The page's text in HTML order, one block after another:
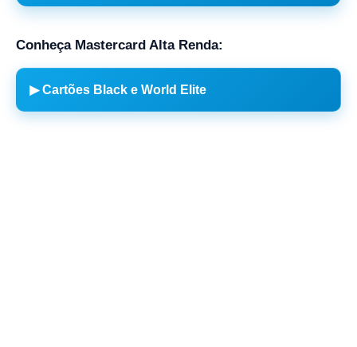
Conheça Mastercard Alta Renda:
▶ Cartões Black e World Elite